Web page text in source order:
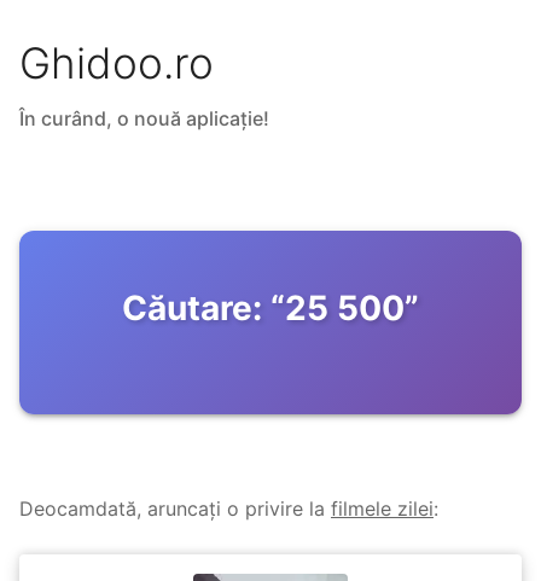
Ghidoo.ro
În curând, o nouă aplicație!
Căutare: “25 500”
Deocamdată, aruncați o privire la filmele zilei: